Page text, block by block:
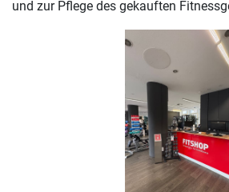
und zur Pflege des gekauften